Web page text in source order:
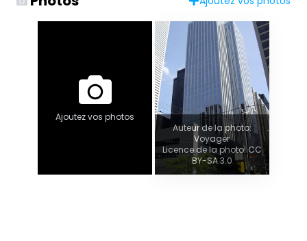
Ajoutez vos photos
Auteur de la photo:
Voyager
Licence de la photo: CC
BY-SA 3.0